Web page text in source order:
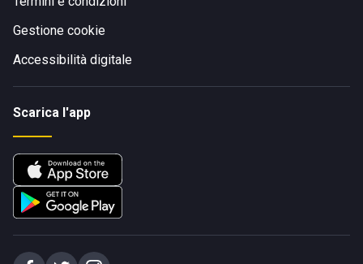
Gestione cookie
Accessibilità digitale
Scarica l'app